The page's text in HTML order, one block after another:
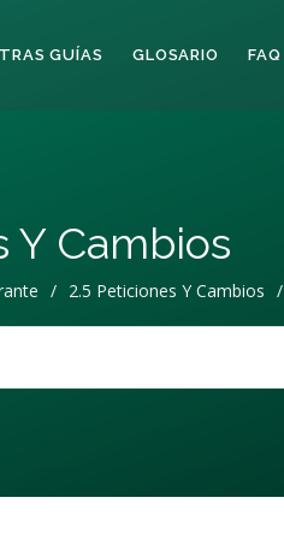
GUÍAS GLOSARIO FAQ
Y Cambios
/ 2.5 Peticiones Y Cambios /